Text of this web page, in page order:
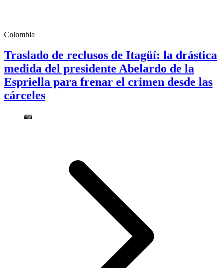
Colombia
Traslado de reclusos de Itagüí: la drástica
medida del presidente Abelardo de la
Espriella para frenar el crimen desde las
cárceles